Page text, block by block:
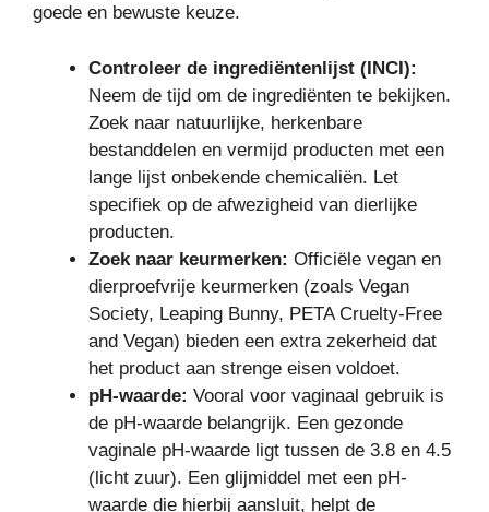
goede en bewuste keuze.
Controleer de ingrediëntenlijst (INCI):
Neem de tijd om de ingrediënten te bekijken.
Zoek naar natuurlijke, herkenbare
bestanddelen en vermijd producten met een
lange lijst onbekende chemicaliën. Let
specifiek op de afwezigheid van dierlijke
producten.
Zoek naar keurmerken: Officiële vegan en
dierproefvrije keurmerken (zoals Vegan
Society, Leaping Bunny, PETA Cruelty-Free
and Vegan) bieden een extra zekerheid dat
het product aan strenge eisen voldoet.
pH-waarde: Vooral voor vaginaal gebruik is
de pH-waarde belangrijk. Een gezonde
vaginale pH-waarde ligt tussen de 3.8 en 4.5
(licht zuur). Een glijmiddel met een pH-
waarde die hierbij aansluit, helpt de